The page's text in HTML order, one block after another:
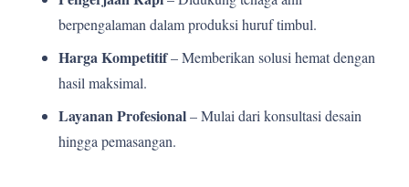
berpengalaman dalam produksi huruf timbul.
Harga Kompetitif– Memberikan solusi hemat dengan
hasil maksimal.
Layanan Profesional– Mulai dari konsultasi desain
hingga pemasangan.